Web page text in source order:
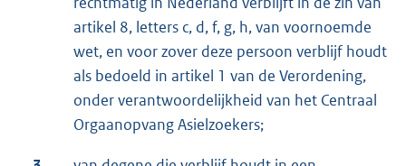
artikel 8, letters c, d, f, g, h, van voornoemde
wet, en voor zover deze persoon verblijf houdt
als bedoeld in artikel 1 van de Verordening,
onder verantwoordelijkheid van het Centraal
Orgaanopvang Asielzoekers;